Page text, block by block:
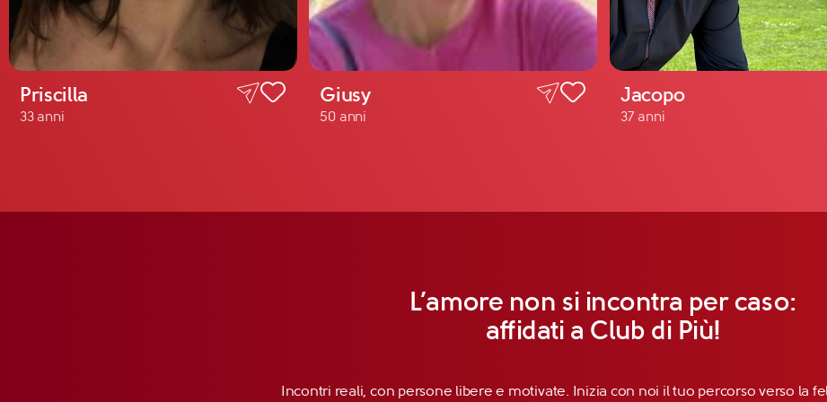
Priscilla
33 anni
Giusy
50 anni
Jacopo
37 anni
L’amore non si incontra per caso:
affidati a Club di Più!
Incontri reali, con persone libere e motivate. Inizia con noi il tuo percorso verso la